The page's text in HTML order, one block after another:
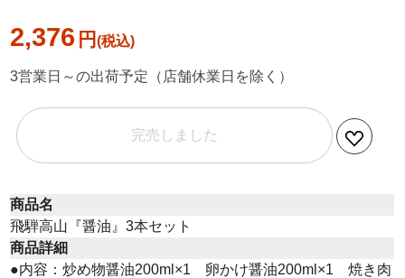
2,376 円
3営業日～の出荷予定（店舗休業日を除く）
完売しました
商品名
飛騨高山『醤油』3本セット
商品詳細
●内容：炒め物醤油200ml×1 卵かけ醤油200ml×1 焼き肉